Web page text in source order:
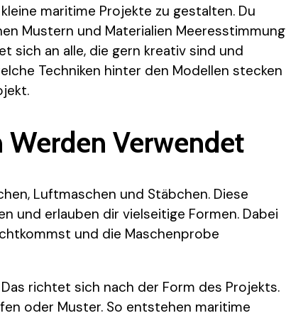
maritime Projekte zu gestalten. Du
Mustern und Materialien Meeresstimmung
sich an alle, die gern kreativ sind und
Techniken hinter den Modellen stecken
Werden Verwendet
Luftmaschen und Stäbchen. Diese
und erlauben dir vielseitige Formen. Dabei
und die Maschenprobe
richtet sich nach der Form des Projekts.
oder Muster. So entstehen maritime